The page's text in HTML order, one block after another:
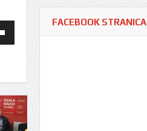
FACEBOOK STRANICA